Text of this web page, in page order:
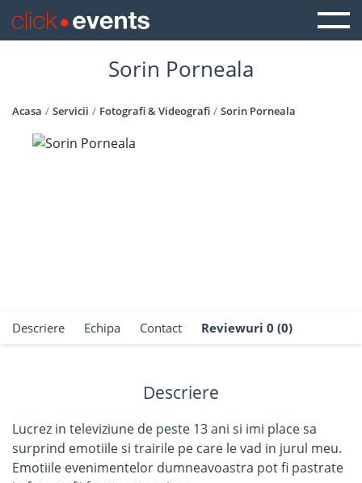
Sorin Porneala
Acasa Servicii Fotografi & Videografi Sorin Porneala
Descriere Echipa Contact Reviewuri 0 (0)
Descriere
Lucrez in televiziune de peste 13 ani si imi place sa
surprind emotiile si trairile pe care le vad in jurul meu.
Emotiile evenimentelor dumneavoastra pot fi pastrate